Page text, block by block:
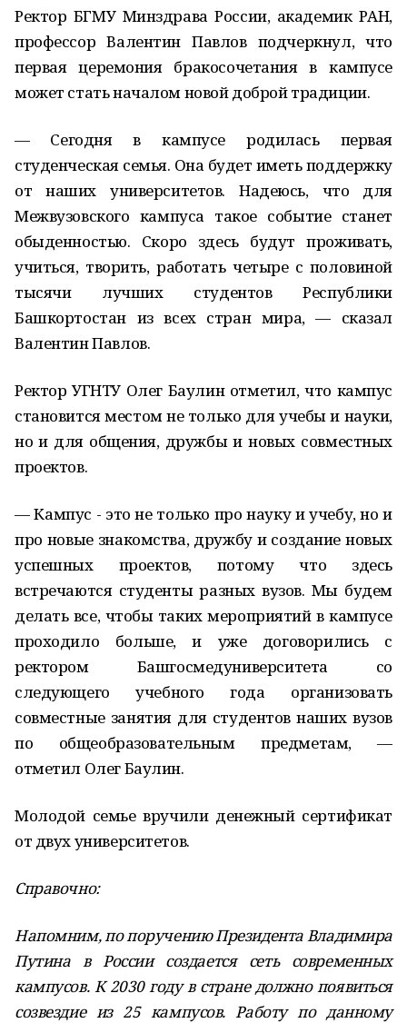
Ректор БГМУ Минздрава России, академик РАН,
профессор Валентин Павлов подчеркнул, что
первая церемония бракосочетания в кампусе
может стать началом новой доброй традиции.
— Сегодня в кампусе родилась первая
студенческая семья. Она будет иметь поддержку
от наших университетов. Надеюсь, что для
Межвузовского кампуса такое событие станет
обыденностью. Скоро здесь будут проживать,
учиться, творить, работать четыре с половиной
тысячи лучших студентов Республики
Башкортостан из всех стран мира, — сказал
Валентин Павлов.
Ректор УГНТУ Олег Баулин отметил, что кампус
становится местом не только для учебы и науки,
но и для общения, дружбы и новых совместных
проектов.
— Кампус - это не только про науку и учебу, но и
про новые знакомства, дружбу и создание новых
успешных проектов, потому что здесь
встречаются студенты разных вузов. Мы будем
делать все, чтобы таких мероприятий в кампусе
проходило больше, и уже договорились с
ректором Башгосмедуниверситета со
следующего учебного года организовать
совместные занятия для студентов наших вузов
по общеобразовательным предметам, —
отметил Олег Баулин.
Молодой семье вручили денежный сертификат
от двух университетов.
Справочно:
Напомним, по поручению Президента Владимира
Путина в России создается сеть современных
кампусов. К 2030 году в стране должно появиться
созвездие из 25 кампусов. Работу по данному